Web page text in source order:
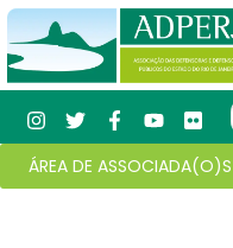
ÁREA DE ASSOCIADA(O)S